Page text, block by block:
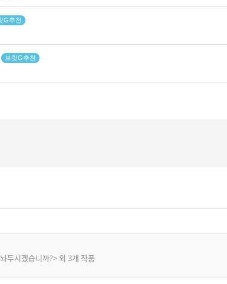
G추천
브릿G추천
두시겠습니까?> 외 3개 작품